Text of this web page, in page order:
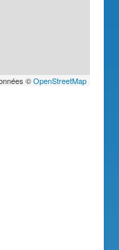
©OpenStreetMap